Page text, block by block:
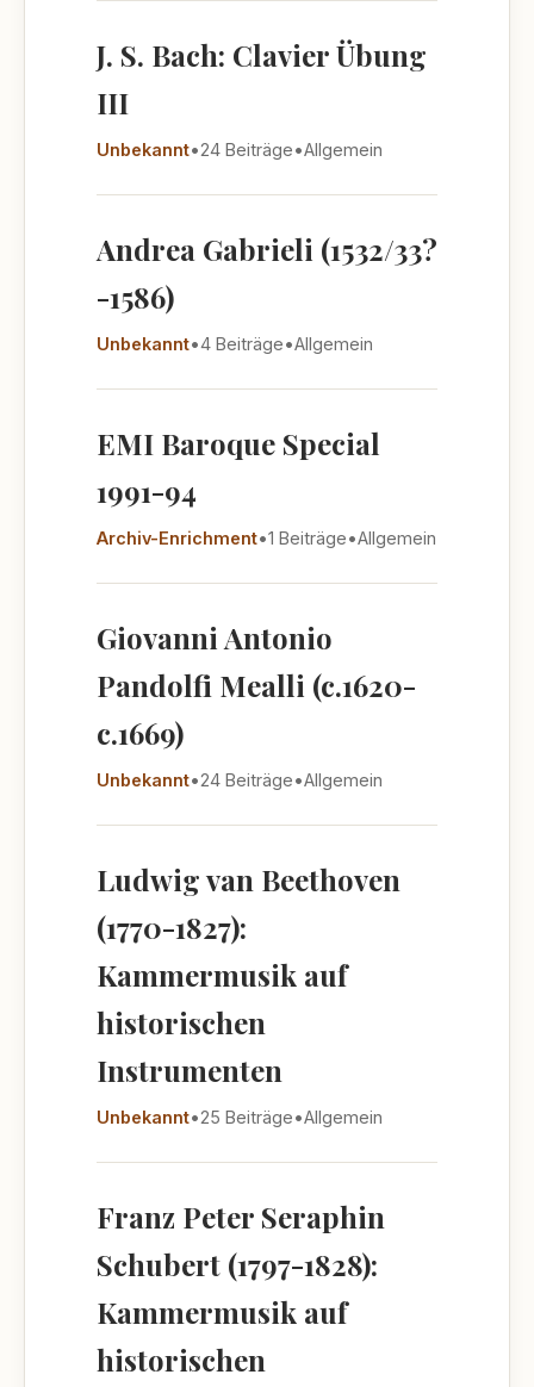
J. S. Bach: Clavier Übung
III
Unbekannt•24 Beiträge•Allgemein
Andrea Gabrieli (1532/33?
-1586)
Unbekannt•4 Beiträge•Allgemein
EMI Baroque Special
1991-94
Archiv-Enrichment•1 Beiträge•Allgemein
Giovanni Antonio
Pandolfi Mealli (c.1620-
c.1669)
Unbekannt•24 Beiträge•Allgemein
Ludwig van Beethoven
(1770-1827):
Kammermusik auf
historischen
Instrumenten
Unbekannt•25 Beiträge•Allgemein
Franz Peter Seraphin
Schubert (1797-1828):
Kammermusik auf
historischen